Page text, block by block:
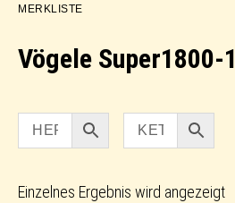
MERKLISTE
Vögele Super1800-1
Einzelnes Ergebnis wird angezeigt